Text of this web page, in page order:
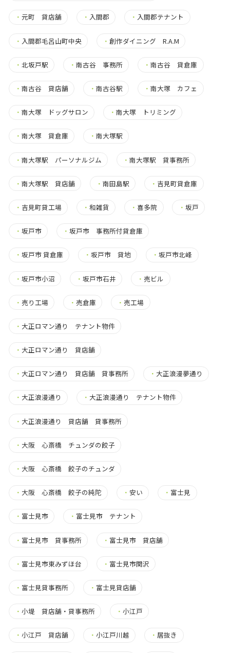
・ 元町 貸店舗 ・ 入間郡 ・ 入間郡テナント
・ 入間郡毛呂山町中央 ・創作ダイニング R.A.M
・ 北坂戸駅 ・南古谷 事務所 ・南古谷 貸倉庫
・ 南古谷 貸店舗 ・南古谷駅 ・南大塚 カフェ
・ 南大塚 ドッグサロン ・南大塚 トリミング
・ 南大塚 貸倉庫 ・南大塚駅
・ 南大塚駅 パーソナルジム ・南大塚駅 貸事務所
・ 南大塚駅 貸店舗 ・南田島駅 ・ 吉見町貸倉庫
・ 吉見町貸工場 ・和雑貨 ・喜多院 ・ 坂戸
・ 坂戸市 ・坂戸市 事務所付貸倉庫
・ 坂戸市 貸倉庫 ・坂戸市 貸地 ・坂戸市北峰
・ 坂戸市小沼 ・坂戸市石井 ・ 売ビル
・ 売り工場 ・ 売倉庫 ・ 売工場
・ 大正ロマン通り テナント物件
・ 大正ロマン通り 貸店舗
・ 大正ロマン通り 貸店舗 貸事務所 ・ 大正浪漫夢通り
・ 大正浪漫通り ・ 大正浪漫通り テナント物件
・ 大正浪漫通り 貸店舗 貸事務所
・ 大阪 心斎橋 チュンダの餃子
・ 大阪 心斎橋 餃子のチュンダ
・ 大阪 心斎橋 餃子の純陀 ・安い ・ 富士見
・ 富士見市 ・ 富士見市 テナント
・ 富士見市 貸事務所 ・ 富士見市 貸店舗
・ 富士見市東みずほ台 ・ 富士見市関沢
・ 富士見貸事務所 ・ 富士見貸店舗
・ 小堤 貸店舗・貸事務所 ・小江戸
・ 小江戸 貸店舗 ・小江戸川越 ・居抜き